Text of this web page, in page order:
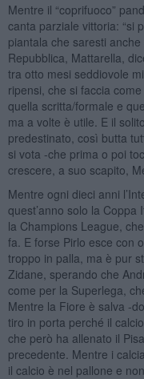
Mentre il “coprifuoco”
canta parziale vittoria: “si
piantala che saresti
Repubblica, Mattarella,
tra otto mesi seddiovole
ripensi, che si faccia
quella scritta/formale e
ma a volte è utile. E il
predestinato, così butta
si vota -che prima o poi
crescere, a suo scapito,
Mentre ogni dieci anni
quest’anno solo la
la Champions League,
fa. E forse Pirlo esce con
troppo in palla, ma è pur
Zidane, sperando che
come per la Superlega,
Mentre la Fiore è salva -
tiro in porta perché il
che però ha allenato il
precedente. Mentre i
il calcio è nel pallone e